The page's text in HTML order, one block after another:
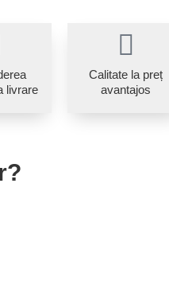
livrare
Calitate la preț
avantajos